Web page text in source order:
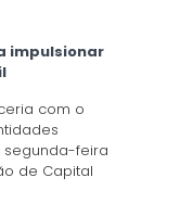
impulsionar
com o
segunda-feira
de Capital